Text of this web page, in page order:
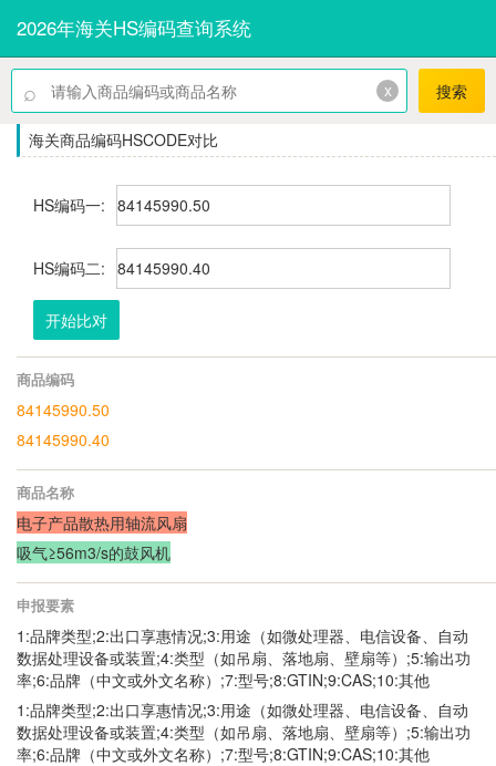
2026年海关HS编码查询系统
⌕ x 搜索
海关商品编码HSCODE对比
HS编码一:
HS编码二:
开始比对
商品编码
84145990.50
84145990.40
商品名称
电子产品散热用轴流风扇
吸气≥56m3/s的鼓风机
申报要素
1:品牌类型;2:出口享惠情况;3:用途（如微处理器、电信设备、自动
数据处理设备或装置;4:类型（如吊扇、落地扇、壁扇等）;5:输出功
率;6:品牌（中文或外文名称）;7:型号;8:GTIN;9:CAS;10:其他
1:品牌类型;2:出口享惠情况;3:用途（如微处理器、电信设备、自动
数据处理设备或装置;4:类型（如吊扇、落地扇、壁扇等）;5:输出功
率;6:品牌（中文或外文名称）;7:型号;8:GTIN;9:CAS;10:其他